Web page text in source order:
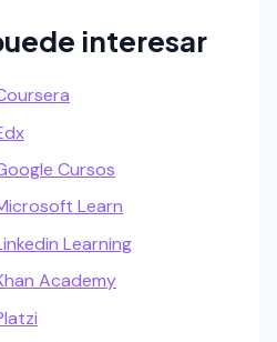
interesar
Cursos
Learn
Learning
Academy